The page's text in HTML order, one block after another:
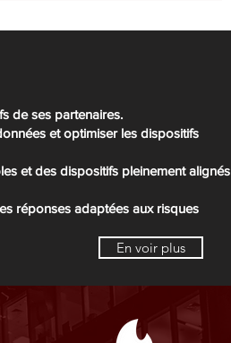
de ses partenaires.
et optimiser les dispositifs
et des dispositifs pleinement alignés
réponses adaptées aux risques
En voir plus